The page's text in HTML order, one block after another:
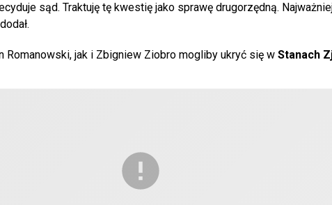
sąd. Traktuję tę kwestię jako sprawę drugorzędną.
Romanowski, jak i Zbigniew Ziobro mogliby ukryć się w Stanach